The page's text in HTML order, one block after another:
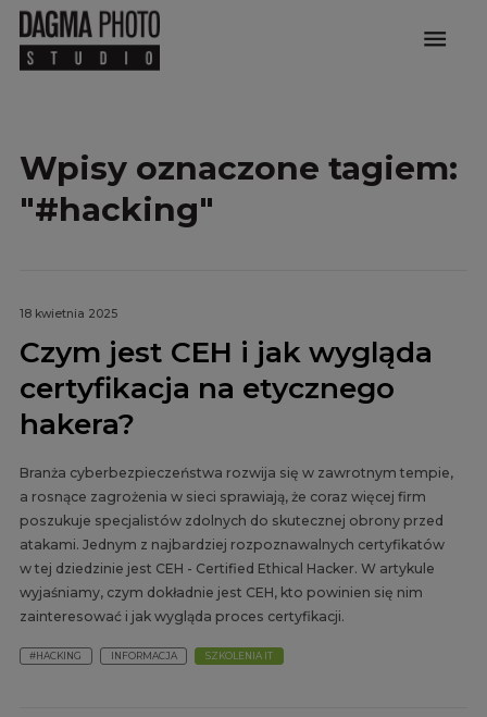
menu
Wpisy oznaczone tagiem:
"#hacking"
18 kwietnia 2025
Czym jest CEH i jak wygląda
certyfikacja na etycznego
hakera?
Branża cyberbezpieczeństwa rozwija się w zawrotnym tempie,
a rosnące zagrożenia w sieci sprawiają, że coraz więcej firm
poszukuje specjalistów zdolnych do skutecznej obrony przed
atakami. Jednym z najbardziej rozpoznawalnych certyfikatów
w tej dziedzinie jest CEH - Certified Ethical Hacker. W artykule
wyjaśniamy, czym dokładnie jest CEH, kto powinien się nim
zainteresować i jak wygląda proces certyfikacji.
#HACKING INFORMACJA SZKOLENIA IT